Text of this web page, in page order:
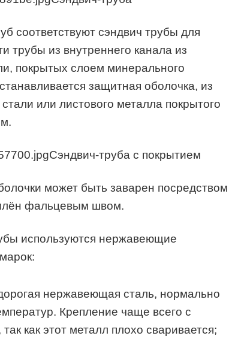
соответствуют сэндвич трубы для
трубы из внутреннего канала из
покрытых слоем минерального
защитная оболочка, из
или листового металла покрытого
Сэндвич-труба с покрытием
может быть заварен посредством
фальцевым швом.
используются нержавеющие
нержавеющая сталь, нормально
Крепление чаще всего с
как этот металл плохо сваривается;